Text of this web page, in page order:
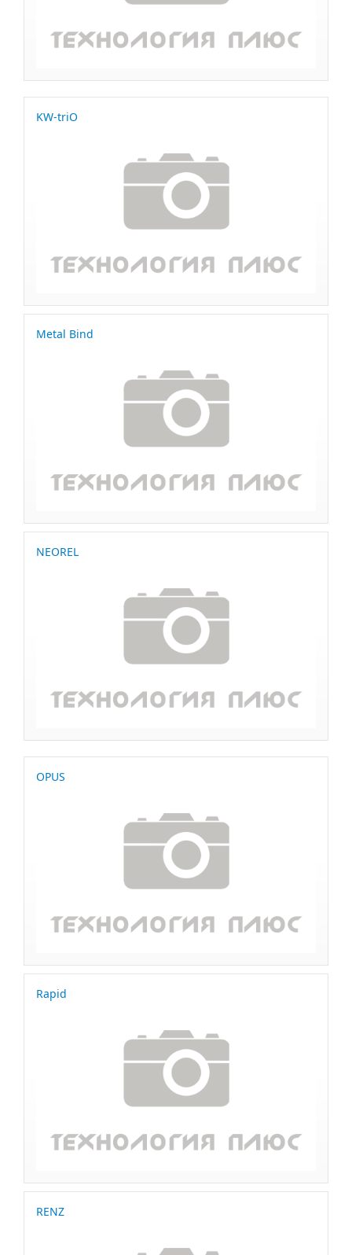
KW-triO
Metal Bind
NEOREL
OPUS
Rapid
RENZ